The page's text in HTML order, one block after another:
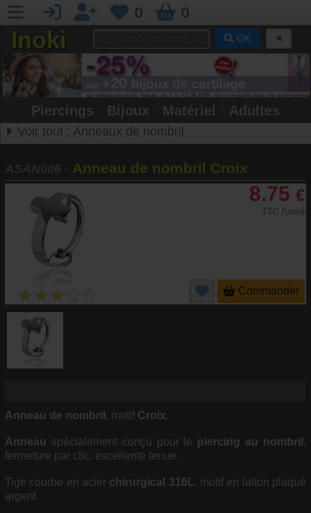
0 0
Inoki OK
Piercings Bijoux Matériel Adultes
Voir tout : Anneaux de nombril
Anneau de nombril Croix
8.75 €
TTC l'unité
Commander
Anneau de nombril , motif Croix.
Anneau spécialement conçu pour le piercing au nombril ,
fermeture par clic, excellente tenue.
Tige courbe en acier chirurgical 316L, motif en laiton plaqué
argent.